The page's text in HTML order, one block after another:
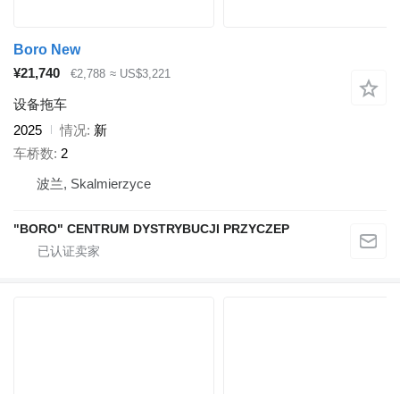
Boro New
¥21,740
€2,788 ≈ US$3,221
设备拖车
2025
情况 新
车桥数 2
波兰, Skalmierzyce
"BORO" CENTRUM DYSTRYBUCJI PRZYCZEP